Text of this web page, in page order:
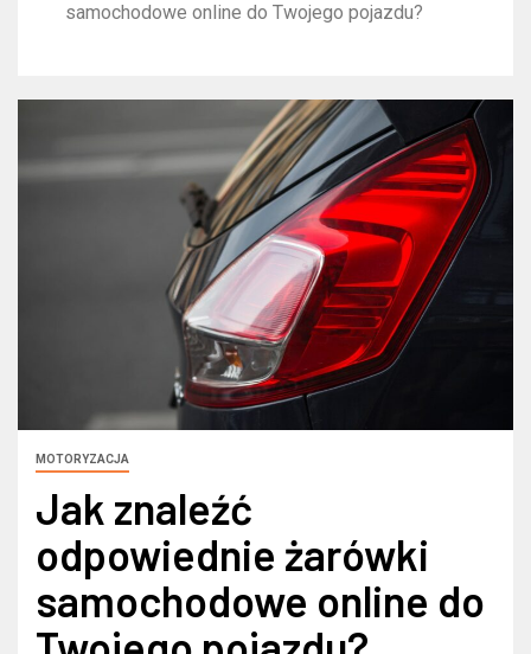
samochodowe online do Twojego pojazdu?
MOTORYZACJA
Jak znaleźć
odpowiednie żarówki
samochodowe online do